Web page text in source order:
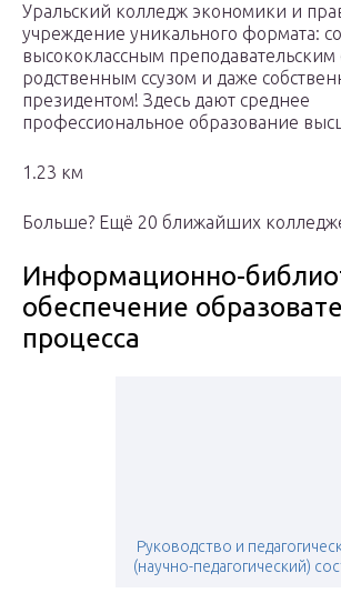
Уральский колледж экономики и
учреждение уникального формата:
высококлассным преподавательским
родственным ссузом и даже
президентом! Здесь дают среднее
профессиональное образование
1.23 км
Больше? Ещё 20 ближайших
Информационно-
обеспечение
процесса
Руководство и
(научно-педагогический)